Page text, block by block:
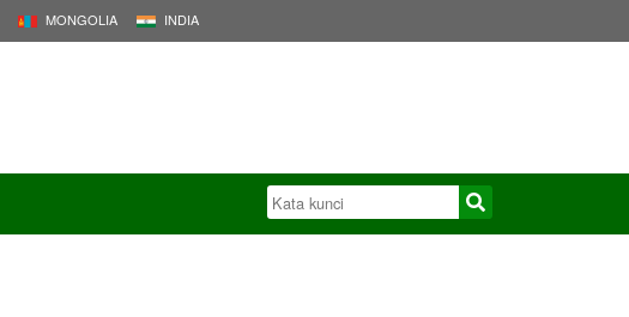
MONGOLIA INDIA